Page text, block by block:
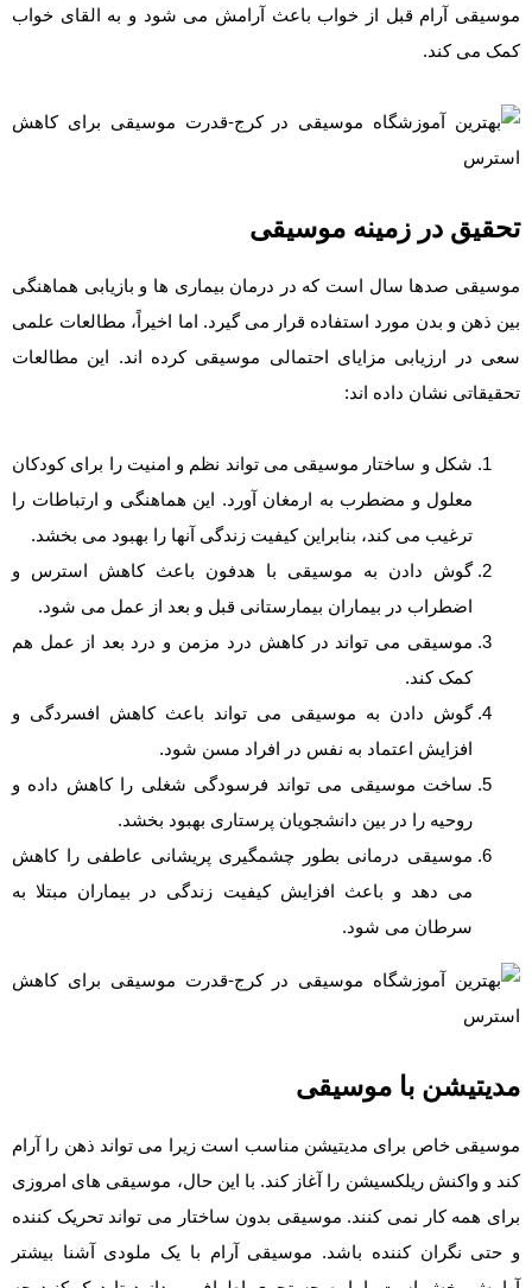
موسیقی آرام قبل از خواب باعث آرامش می شود و به القای خواب
کمک می کند.
تحقیق در زمینه موسیقی
موسیقی صدها سال است که در درمان بیماری ها و بازیابی هماهنگی
بین ذهن و بدن مورد استفاده قرار می گیرد. اما اخیراً، مطالعات علمی
سعی در ارزیابی مزایای احتمالی موسیقی کرده اند. این مطالعات
تحقیقاتی نشان داده اند:
شکل و ساختار موسیقی می تواند نظم و امنیت را برای کودکان
معلول و مضطرب به ارمغان آورد. این هماهنگی و ارتباطات را
ترغیب می کند، بنابراین کیفیت زندگی آنها را بهبود می بخشد.
گوش دادن به موسیقی با هدفون باعث کاهش استرس و
اضطراب در بیماران بیمارستانی قبل و بعد از عمل می شود.
موسیقی می تواند در کاهش درد مزمن و درد بعد از عمل هم
کمک کند.
گوش دادن به موسیقی می تواند باعث کاهش افسردگی و
افزایش اعتماد به نفس در افراد مسن شود.
ساخت موسیقی می تواند فرسودگی شغلی را کاهش داده و
روحیه را در بین دانشجویان پرستاری بهبود بخشد.
موسیقی درمانی بطور چشمگیری پریشانی عاطفی را کاهش
می دهد و باعث افزایش کیفیت زندگی در بیماران مبتلا به
سرطان می شود.
مدیتیشن با موسیقی
موسیقی خاص برای مدیتیشن مناسب است زیرا می تواند ذهن را آرام
کند و واکنش ریلکسیشن را آغاز کند. با این حال، موسیقی های امروزی
برای همه کار نمی کنند. موسیقی بدون ساختار می تواند تحریک کننده
و حتی نگران کننده باشد. موسیقی آرام با یک ملودی آشنا بیشتر